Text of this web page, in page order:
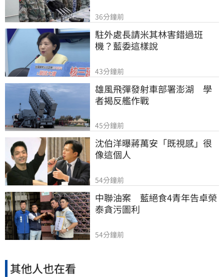
36分鐘前
駐外處長請米其林害錯過班
機？藍委這樣說
43分鐘前
雄風飛彈發射車部署澎湖　學
者揭反艦作戰
45分鐘前
沈伯洋曝蔣萬安「既視感」很
像這個人
54分鐘前
中聯油案　藍絕食4青年告卓榮
泰貪污圖利
54分鐘前
其他人也在看